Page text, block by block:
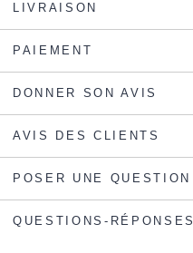
LIVRAISON
PAIEMENT
DONNER SON AVIS
AVIS DES CLIENTS
POSER UNE QUESTION
QUESTIONS-RÉPONSES